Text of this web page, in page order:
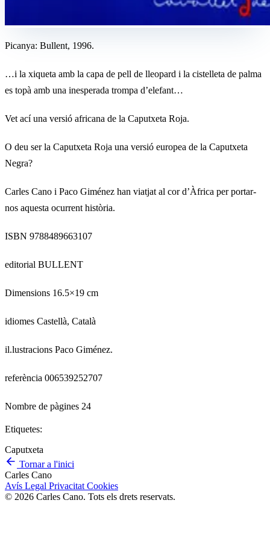
Picanya: Bullent, 1996.
…i la xiqueta amb la capa de pell de lleopard i la cistelleta de palma
es topà amb una inesperada trompa d’elefant…
Vet ací una versió africana de la Caputxeta Roja.
O deu ser la Caputxeta Roja una versió europea de la Caputxeta
Negra?
Carles Cano i Paco Giménez han viatjat al cor d’Àfrica per portar-
nos aquesta ocurrent història.
ISBN 9788489663107
editorial BULLENT
Dimensions 16.5×19 cm
idiomes Castellà, Català
il.lustracions Paco Giménez.
referència 006539252707
Nombre de pàgines 24
Etiquetes:
Caputxeta
Tornar a l'inici
Carles Cano
Avís Legal Privacitat Cookies
© 2026 Carles Cano. Tots els drets reservats.